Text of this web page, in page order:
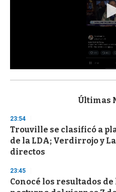
s
d
s
o
f
3
s
e
c
Últimas
23:54
Trouville se clasificó a
de la LDA; Verdirrojo y
directos
23:45
Conocé los resultados